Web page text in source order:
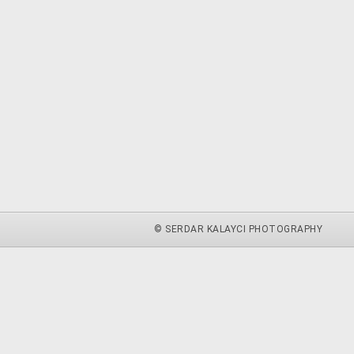
© SERDAR KALAYCI PHOTOGRAPHY